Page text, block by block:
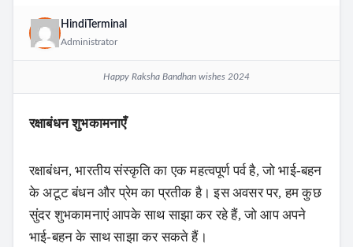
HindiTerminal
Administrator
Happy Raksha Bandhan wishes 2024
रक्षाबंधन शुभकामनाएँ
रक्षाबंधन, भारतीय संस्कृति का एक महत्वपूर्ण पर्व है, जो भाई-बहन
के अटूट बंधन और प्रेम का प्रतीक है। इस अवसर पर, हम कुछ
सुंदर शुभकामनाएं आपके साथ साझा कर रहे हैं, जो आप अपने
भाई-बहन के साथ साझा कर सकते हैं।